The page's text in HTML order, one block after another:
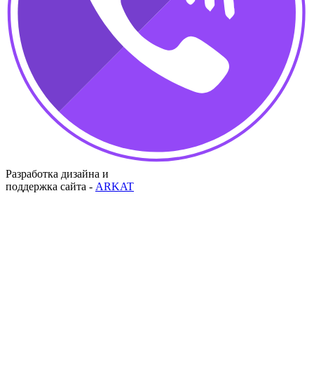
Разработка дизайна и
поддержка сайта - ARKAT